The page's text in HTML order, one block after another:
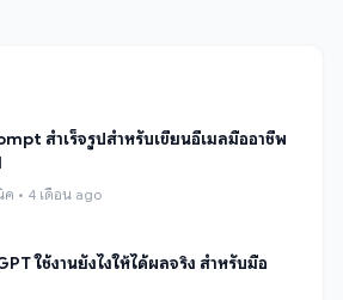
สำเร็จรูปสำหรับเขียนอีเมลมืออาชีพ
• 4 เดือน ago
ใช้งานยังไงให้ได้ผลจริง สำหรับมือ